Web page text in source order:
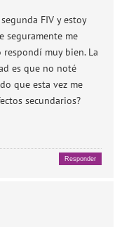
FIV y estoy
seguramente me
muy bien. La
es que no noté
que esta vez me
secundarios?
Responder